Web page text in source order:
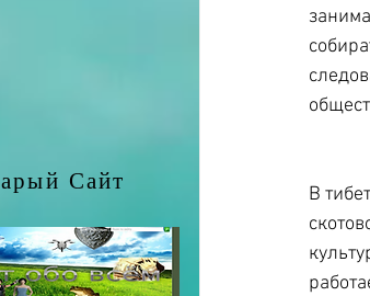
В
Сайт